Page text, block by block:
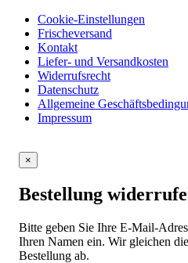
Cookie-Einstellungen
Frischeversand
Kontakt
Liefer- und Versandkosten
Widerrufsrecht
Datenschutz
Allgemeine
Impressum
×
Bestellung
Bitte geben Sie Ihre E-Mail-
Ihren Namen ein. Wir gleichen
Bestellung ab.